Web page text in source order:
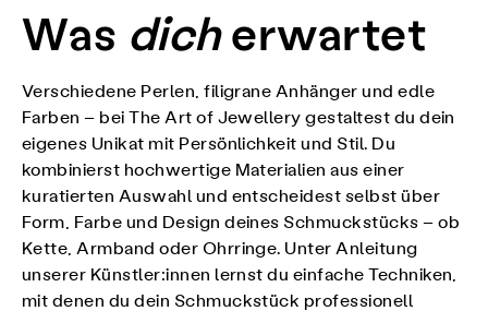
Was dicherwartet
Verschiedene Perlen, filigrane Anhänger und edle
Farben – bei The Art of Jewellery gestaltest du dein
eigenes Unikat mit Persönlichkeit und Stil. Du
kombinierst hochwertige Materialien aus einer
kuratierten Auswahl und entscheidest selbst über
Form, Farbe und Design deines Schmuckstücks – ob
Kette, Armband oder Ohrringe. Unter Anleitung
unserer Künstler:innen lernst du einfache Techniken,
mit denen du dein Schmuckstück professionell